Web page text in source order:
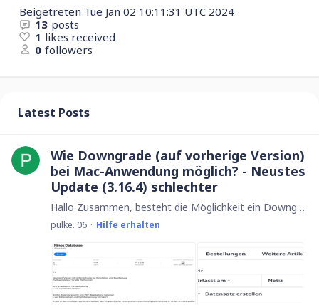
Beigetreten Tue Jan 02 10:11:31 UTC 2024
13 posts
1 likes received
0 followers
Latest Posts
Wie Downgrade (auf vorherige Version)
bei Mac-Anwendung möglich? - Neustes
Update (3.16.4) schlechter
Hallo Zusammen, besteht die Möglichkeit ein Downgrade auf eine andere Version (z. B. die vorherige 3.16.3) von Ninox beim Mac zu machen? Vorhin hatte ich das Update auf die Ninox-Desktop-Anwendung…
pulke. 06 Hilfe erhalten